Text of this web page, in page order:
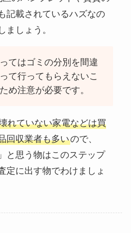
記載されているハズなの
ましょう。
てはゴミの分別を間違
て行ってもらえないこ
め注意が必要です。
れていない家電などは買
回収業者も多いので、
と思う物はこのステップ
定に出す物でわけましょ